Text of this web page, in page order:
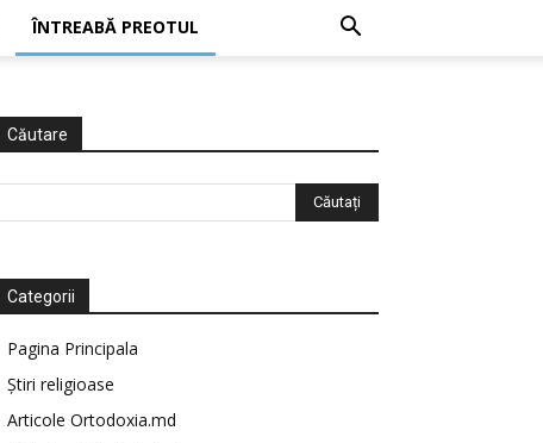
ÎNTREABĂ PREOTUL
Căutare
Categorii
Pagina Principala
Știri religioase
Articole Ortodoxia.md